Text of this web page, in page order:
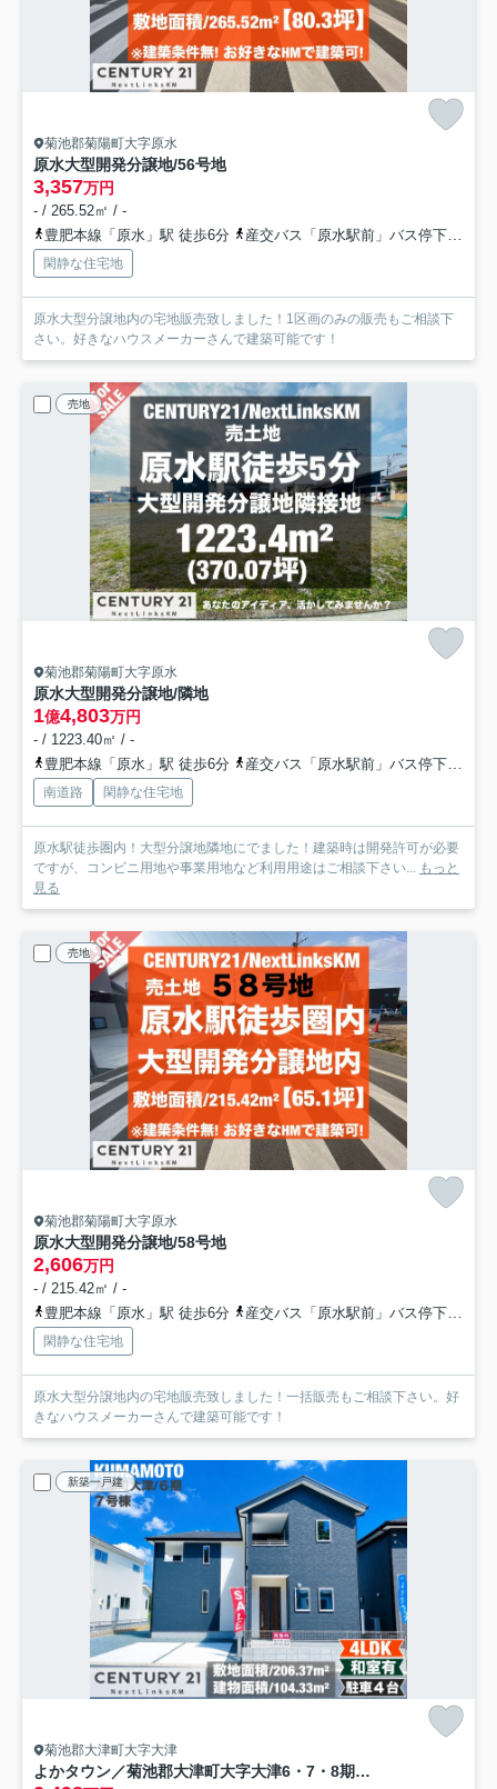
菊池郡菊陽町大字原水
原水大型開発分譲地/56号地
3,357万円
- / 265.52㎡ / -
豊肥本線「原水」駅 徒歩6分
産交バス「原水駅前」バス停下車 徒歩5分
閑静な住宅地
原水大型分譲地内の宅地販売致しました！1区画のみの販売もご相談下
さい。好きなハウスメーカーさんで建築可能です！
売地
菊池郡菊陽町大字原水
原水大型開発分譲地/隣地
1億4,803万円
- / 1223.40㎡ / -
豊肥本線「原水」駅 徒歩6分
産交バス「原水駅前」バス停下車 徒歩5分
南道路 閑静な住宅地
原水駅徒歩圏内！大型分譲地隣地にでました！建築時は開発許可が必要
ですが、コンビニ用地や事業用地など利用用途はご相談下さい...
もっと
見る
売地
菊池郡菊陽町大字原水
原水大型開発分譲地/58号地
2,606万円
- / 215.42㎡ / -
豊肥本線「原水」駅 徒歩6分
産交バス「原水駅前」バス停下車 徒歩5分
閑静な住宅地
原水大型分譲地内の宅地販売致しました！一括販売もご相談下さい。好
きなハウスメーカーさんで建築可能です！
新築一戸建
菊池郡大津町大字大津
よかタウン／菊池郡大津町大字大津6・7・8期／7号棟